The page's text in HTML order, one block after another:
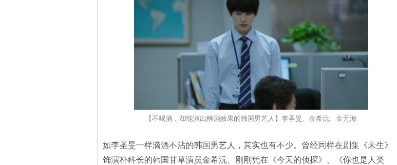
【不喝酒，却能演出醉酒效果的韩国男艺人】李圣旻、金希沅、金元海
如李圣旻一样滴酒不沾的韩国男艺人，其实也有不少。曾经同样在剧集《未生》
饰演朴科长的韩国甘草演员金希沅、刚刚凭在《今天的侦探》、《你也是人类